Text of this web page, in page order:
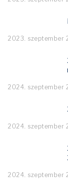
2023. szeptember
2024. szeptember
2024. szeptember
2024. szeptember